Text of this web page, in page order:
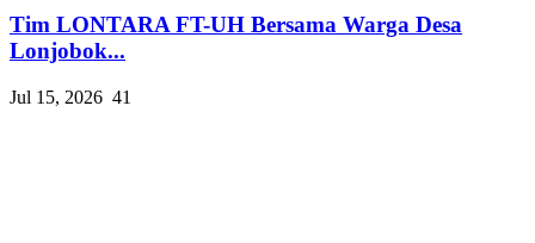
Tim LONTARA FT-UH Bersama Warga Desa
Lonjobok...
Jul 15, 2026 41